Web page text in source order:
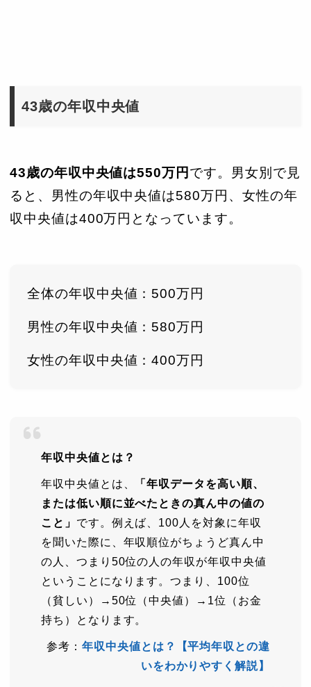
43歳の年収中央値
43歳の年収中央値は550万円 です。男女別で見
ると、男性の年収中央値は580万円、女性の年
収中央値は400万円となっています。
全体の年収中央値：500万円
男性の年収中央値：580万円
女性の年収中央値：400万円
年収中央値とは？
年収中央値とは、
「年収データを高い順、
または低い順に並べたときの真ん中の値の
こと」 です。例えば、100人を対象に年収
を聞いた際に、年収順位がちょうど真ん中
の人、つまり50位の人の年収が年収中央値
ということになります。つまり、100位
（貧しい）→50位（中央値）→1位（お金
持ち）となります。
参考：年収中央値とは？【平均年収との違
いをわかりやすく解説】